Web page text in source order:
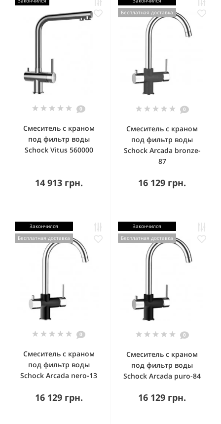
0
Смеситель с краном
под фильтр воды
Schock Vitus 560000
14 913 грн.
Бесплатная доставка
0
Смеситель с краном
под фильтр воды
Schock Arcada bronze-
87
16 129 грн.
Закончился
Бесплатная доставка
0
Смеситель с краном
под фильтр воды
Schock Arcada nero-13
16 129 грн.
Закончился
Бесплатная доставка
0
Смеситель с краном
под фильтр воды
Schock Arcada puro-84
16 129 грн.